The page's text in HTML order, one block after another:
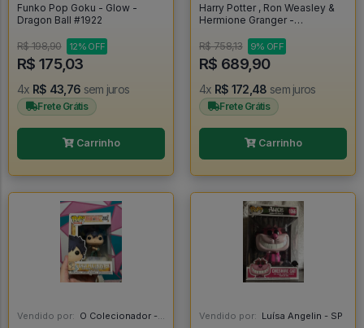
Funko Pop Goku - Glow -
Dragon Ball #1922
R$ 198,90 12% OFF
R$ 175,03
4x R$ 43,76 sem juros
Frete Grátis
Carrinho
Harry Potter , Ron Weasley &
Hermione Granger -
R$ 758,13 9% OFF
R$ 689,90
4x R$ 172,48 sem juros
Frete Grátis
Carrinho
Vendido por: O Colecionador - SP Vendido por: Luísa Angelin - SP